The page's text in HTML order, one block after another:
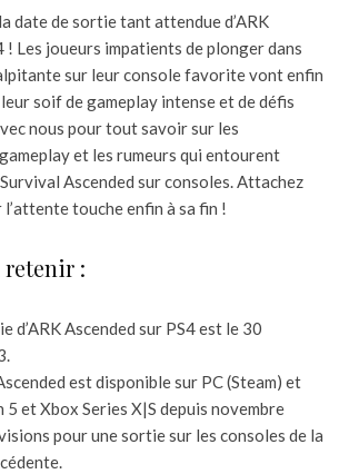
date de sortie tant attendue d’ARK
! Les joueurs impatients de plonger dans
sur leur console favorite vont enfin
soif de gameplay intense et de défis
nous pour tout savoir sur les
et les rumeurs qui entourent
Ascended sur consoles. Attachez
touche enfin à sa fin !
retenir :
d’ARK Ascended sur PS4 est le 30
est disponible sur PC (Steam) et
et Xbox Series X|S depuis novembre
pour une sortie sur les consoles de la